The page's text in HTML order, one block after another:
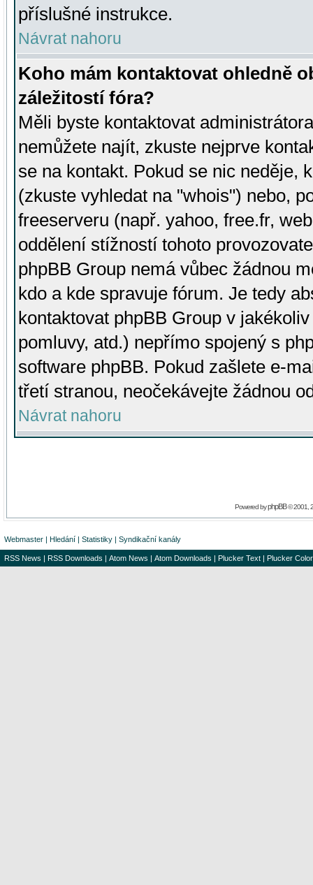
příslušné instrukce.
Návrat nahoru
Koho mám kontaktovat ohledně
záležitostí fóra?
Měli byste kontaktovat
nemůžete najít, zkuste nejprve
se na kontakt. Pokud se nic neděje,
(zkuste vyhledat na "whois") nebo,
freeserveru (např. yahoo, free.fr,
oddělení stížností tohoto
phpBB Group nemá vůbec žádnou
kdo a kde spravuje fórum. Je tedy
kontaktovat phpBB Group v
pomluvy, atd.) nepřímo spojený s
software phpBB. Pokud zašlete e-
třetí stranou, neočekávejte žádnou
Návrat nahoru
Powered byphpBB© 2001,
Webmaster | Hledání | Statistiky | Syndikační kanály
RSS News | RSS Downloads | Atom News | Atom Downloads | Plucker Text | Plucker Color